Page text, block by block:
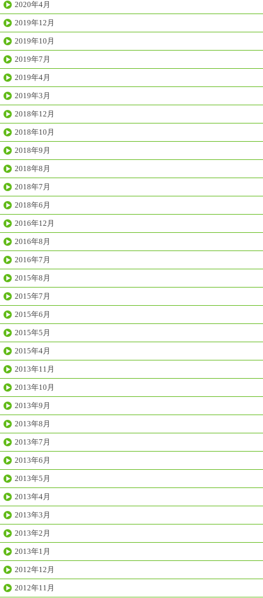
2020年4月
2019年12月
2019年10月
2019年7月
2019年4月
2019年3月
2018年12月
2018年10月
2018年9月
2018年8月
2018年7月
2018年6月
2016年12月
2016年8月
2016年7月
2015年8月
2015年7月
2015年6月
2015年5月
2015年4月
2013年11月
2013年10月
2013年9月
2013年8月
2013年7月
2013年6月
2013年5月
2013年4月
2013年3月
2013年2月
2013年1月
2012年12月
2012年11月